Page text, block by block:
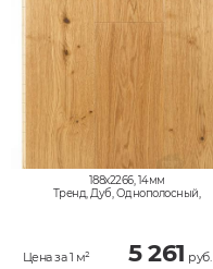
188x2266, 14мм
Тренд, Дуб, Однополосный,
Цена за 1 м² 5 261 руб.